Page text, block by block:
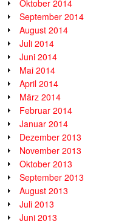
Oktober 2014
September 2014
August 2014
Juli 2014
Juni 2014
Mai 2014
April 2014
März 2014
Februar 2014
Januar 2014
Dezember 2013
November 2013
Oktober 2013
September 2013
August 2013
Juli 2013
Juni 2013